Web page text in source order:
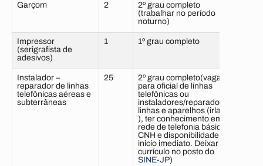
Garçom 2
2º grau completo
(trabalhar no período
noturno)
Impressor
(serigrafista de
adesivos)
1 1º grau completo
Instalador –
reparador de linhas
telefônicas aéreas e
subterrâneas
25
2º grau completo(vaga
para oficial de linhas
telefônicas ou
instaladores/reparadores
linhas e aparelhos (irlas
), ter conhecimento em
rede de telefonia básica,
CNH e disponibilidade de
inicio imediato. Deixar
currículo no posto do
SINE-JP)